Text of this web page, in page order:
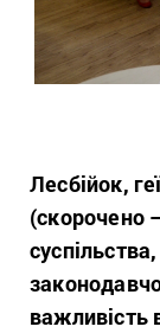
Лесбійок,
(скорочено
важливість